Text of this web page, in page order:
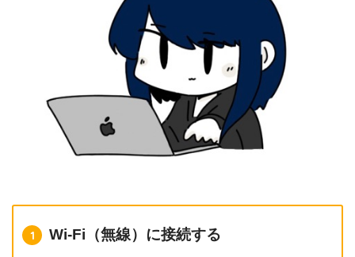
Wi-Fi（無線）に接続する